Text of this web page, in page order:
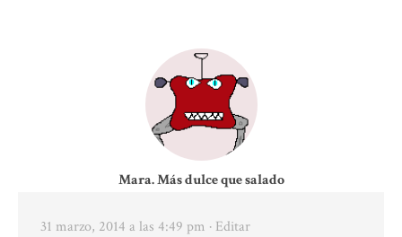
Mara. Más dulce que salado
31 marzo, 2014 a las 4:49 pm · Editar